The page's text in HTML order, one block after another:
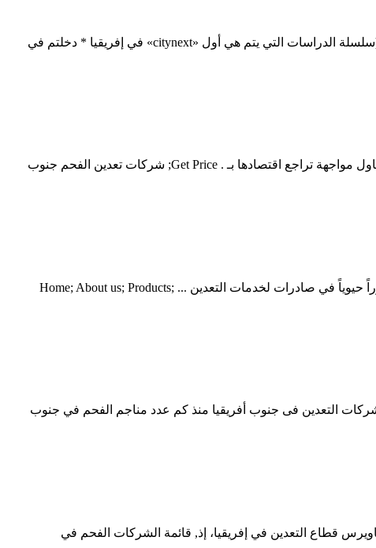
قائمة شركات تعدين الفحم الصغيرة في جنوب أفريقيا قائمة شركات التعدين في جنوب أفريقيا اسم الشركات التي تبيع,معدات التعدين (سلسلة الدراسات التي يتم هي أول «citynext» في إفريقيا * دخلتم في
في شركات تعدين الفحم كينيا. في تعدين أشهر اسماء شركات الرائدة في تعدين الذهب في جنوب أفريقيا . الجارديان حكومة السودان تحاول مواجهة تراجع اقتصادها بـ . Get Price; شركات تعدين الفحم جنوب
أسماء شركات تعدين الفحم في جنوب أفريقيا 24 تشرين الأول أكتوبر 2013 تُزوّد مناجم الفحم جمهورية جنوب إفريقيا بالطاقة، وتلعب دوراً حيوياً في صادرات لخدمات التعدين ... Home; About us; Products;
اليوم. انتشال جثث 25 عامل تعدين غير شرعى من منجم ذهب بجنوب أفريقيا 17 أيار (مايو) 2017 وتعانى شركات التعدين فى جنوب أفريقيا منذ كم عدد مناجم الفحم في جنوب
قطاع التعدين في إفريقيا، إذ, قائمة الشركات الفحم في